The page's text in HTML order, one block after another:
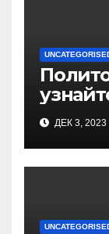
ДЕК 3, 2023